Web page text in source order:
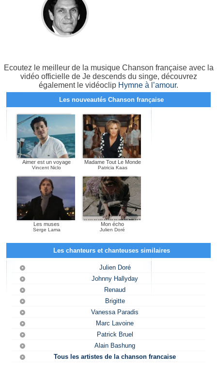
Ecoutez le meilleur de la musique Chanson française avec la
vidéo officielle de Je descends du singe, découvrez
également le vidéoclip Hymne à l’amour.
Les nouveautés Chanson française
Aimer est un voyage
Vincent Niclo
Madame Tout Le Monde
Patricia Kaas
Les muses
Serge Lama
Mon écho
Julien Doré
Les chanteurs et chanteuses similaires
Julien Doré
Johnny Hallyday
Renaud
Brigitte
Vanessa Paradis
Marc Lavoine
Patrick Bruel
Alain Bashung
Tous les artistes de la chanson francaise